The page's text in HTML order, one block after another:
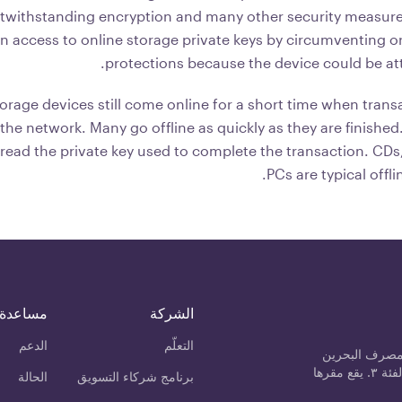
encryption and many other security
access to online storage private keys by circumventing
protections because the device could be
devices still come online for a short time when
network. Many go offline as quickly as they are
the private key used to complete the transaction.
PCs are typical
البحرين
المركزي كمزود خدمة الأصول المشفرة من الفئة ٣. يقع مقرها
الشركة
التعلّم
برنامج شركاء التسويق
مساعدة
الدعم
الحالة